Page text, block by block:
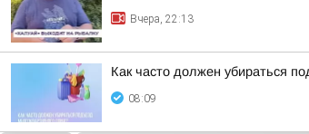
Вчера, 22:13
Как часто должен убираться
08:09